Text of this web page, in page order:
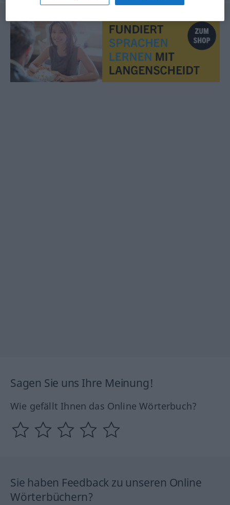
Sagen Sie uns Ihre Meinung!
Wie gefällt Ihnen das Online Wörterbuch?
Sie haben Feedback zu unseren Online
Wörterbüchern?